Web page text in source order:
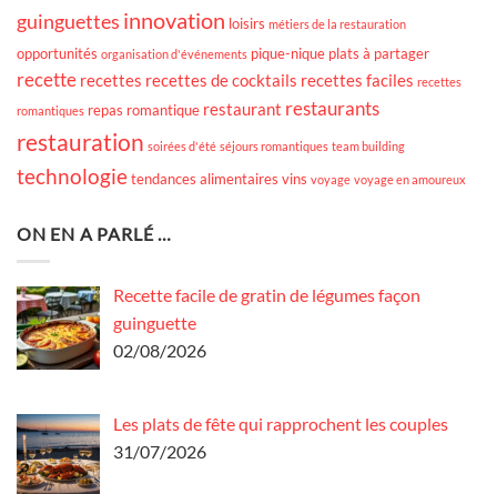
guinguettes innovation loisirs métiers de la restauration
opportunités organisation d'événements pique-nique plats à partager
recette recettes recettes de cocktails recettes faciles recettes
romantiques repas romantique restaurant restaurants
restauration soirées d'été séjours romantiques team building
technologietendances alimentaires vins voyage voyage en amoureux
ON EN A PARLÉ …
Recette facile de gratin de légumes façon
guinguette
02/08/2026
Les plats de fête qui rapprochent les couples
31/07/2026